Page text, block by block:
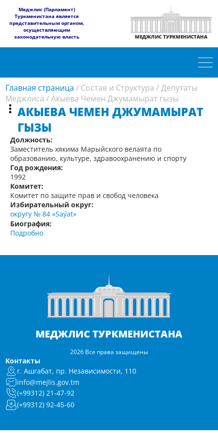
​Меджлис (Парламент)
Туркменистана является
представительным органом,
осуществляющим
законодательную власть
МЕДЖЛИС ТУРКМЕНИСТАНА
Главная страница / Состав и Структура /Депутаты
Меджлиса /Акыева Чемен Джумамырат гызы
АКЫЕВА ЧЕМЕН ДЖУМАМЫРАТ
ГЫЗЫ
Должность:
Заместитель хякима Марыйского велаята по
образованию, культуре, здравоохранению и спорту
Год рождения:
1992
Комитет:
Комитет по защите прав и свобод человека
Избирательный округ:
округу № 84 «Saýat»
Биография:
Подробно
МЕДЖЛИС ТУРКМЕНИСТАНА
2026 Все права защищены
Контакты
г. Ашгабат, пр. Независимости, 110
info@mejlis.gov.tm
(+99312) 21-47-92
(+99312) 92-45-60